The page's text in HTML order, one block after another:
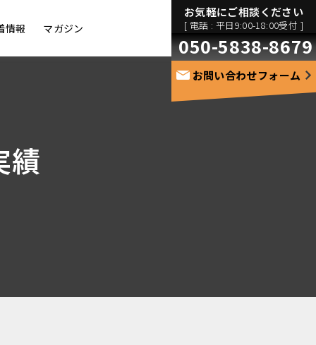
情報 マガジン
お気軽にご相談ください
[ 電話 : 平日9:00-18:00受付 ]
050-5838-8679
お問い合わせフォーム
績